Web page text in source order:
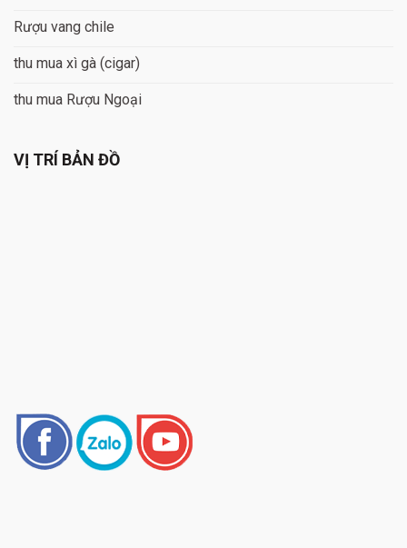
Rượu vang chile
thu mua xì gà (cigar)
thu mua Rượu Ngoại
VỊ TRÍ BẢN ĐỒ